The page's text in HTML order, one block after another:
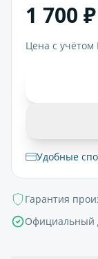
1 700 ₽
Цена с
Удобные
Гарантия
Официальный